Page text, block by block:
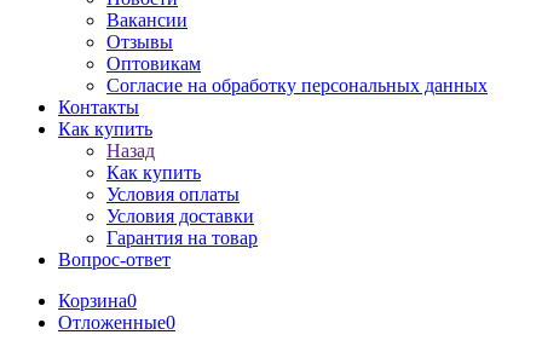
Вакансии
Отзывы
Оптовикам
Cогласие на обработку персональных данных
Контакты
Как купить
Назад
Как купить
Условия оплаты
Условия доставки
Гарантия на товар
Вопрос-ответ
Корзина0
Отложенные0